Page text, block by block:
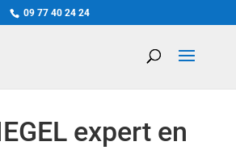
09 77 40 24 24
expert en